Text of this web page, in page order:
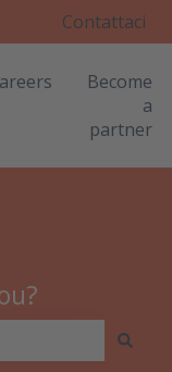
traduzioniContattaci
sottomenu per
Become
a
partner